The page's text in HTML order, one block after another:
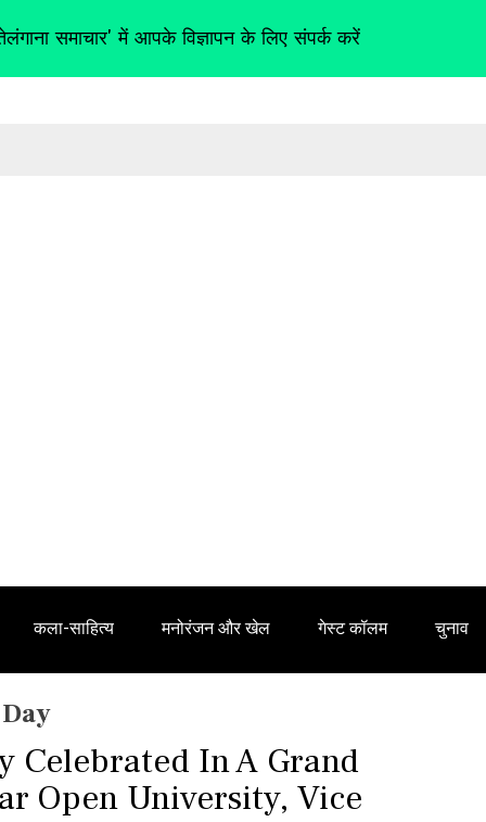
कला-साहित्य मनोरंजन और खेल गेस्ट कॉलम चुनाव
Celebrated In A Grand
Open University, Vice
समाचार' में आपके विज्ञापन के लिए संपर्क करें